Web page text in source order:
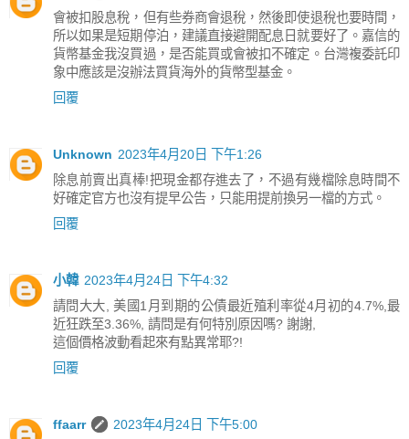
會被扣股息稅，但有些券商會退稅，然後即使退稅也要時間，
所以如果是短期停泊，建議直接避開配息日就要好了。嘉信的
貨幣基金我沒買過，是否能買或會被扣不確定。台灣複委託印
象中應該是沒辦法買貨海外的貨幣型基金。
回覆
Unknown 2023年4月20日 下午1:26
除息前賣出真棒!把現金都存進去了，不過有幾檔除息時間不
好確定官方也沒有提早公告，只能用提前換另一檔的方式。
回覆
小韓 2023年4月24日 下午4:32
請問大大, 美國1月到期的公債最近殖利率從4月初的4.7%,最
近狂跌至3.36%, 請問是有何特別原因嗎? 謝謝,
這個價格波動看起來有點異常耶?!
回覆
ffaarr 2023年4月24日 下午5:00